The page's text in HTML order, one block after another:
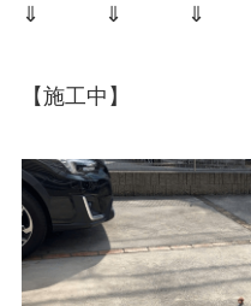
⇓ ⇓ ⇓
【施工中】